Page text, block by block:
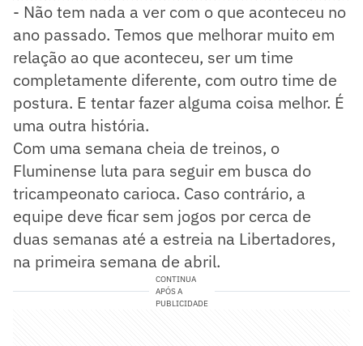
- Não tem nada a ver com o que aconteceu no
ano passado. Temos que melhorar muito em
relação ao que aconteceu, ser um time
completamente diferente, com outro time de
postura. E tentar fazer alguma coisa melhor. É
uma outra história.
Com uma semana cheia de treinos, o
Fluminense luta para seguir em busca do
tricampeonato carioca. Caso contrário, a
equipe deve ficar sem jogos por cerca de
duas semanas até a estreia na Libertadores,
na primeira semana de abril.
CONTINUA
APÓS A
PUBLICIDADE